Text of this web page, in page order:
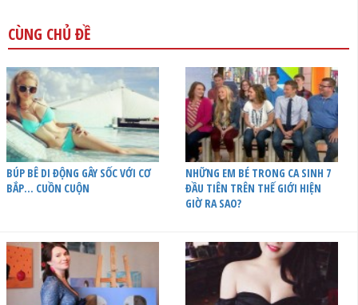
CÙNG CHỦ ĐỀ
BÚP BÊ DI ĐỘNG GÂY SỐC VỚI CƠ
BẮP… CUỒN CUỘN
NHỮNG EM BÉ TRONG CA SINH 7
ĐẦU TIÊN TRÊN THẾ GIỚI HIỆN
GIỜ RA SAO?